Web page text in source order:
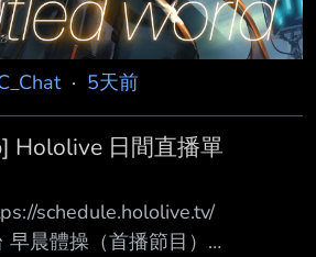
· 5天前
Hololive 日間直播單
schedule.hololive.tv/
早晨體操（首播節目）